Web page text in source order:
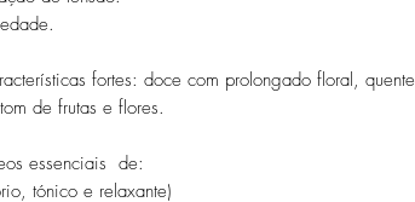
fortes: doce com prolongado floral, quente
de frutas e flores.
essenciais de:
tónico e relaxante)